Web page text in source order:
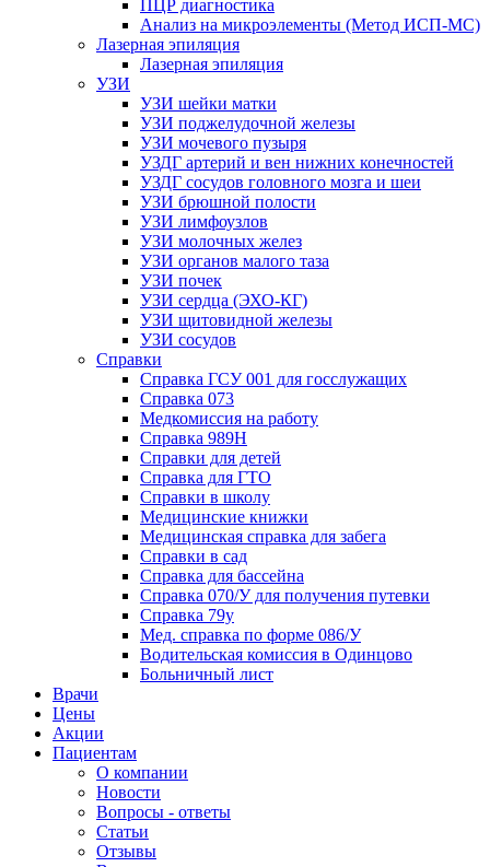
ПЦР диагностика
Анализ на микроэлементы (Метод ИСП-МС)
Лазерная эпиляция
Лазерная эпиляция
УЗИ
УЗИ шейки матки
УЗИ поджелудочной железы
УЗИ мочевого пузыря
УЗДГ артерий и вен нижних конечностей
УЗДГ сосудов головного мозга и шеи
УЗИ брюшной полости
УЗИ лимфоузлов
УЗИ молочных желез
УЗИ органов малого таза
УЗИ почек
УЗИ сердца (ЭХО-КГ)
УЗИ щитовидной железы
УЗИ сосудов
Справки
Справка ГСУ 001 для госслужащих
Справка 073
Медкомиссия на работу
Справка 989Н
Справки для детей
Справка для ГТО
Справки в школу
Медицинские книжки
Медицинская справка для забега
Справки в сад
Справка для бассейна
Справка 070/У для получения путевки
Справка 79у
Мед. справка по форме 086/У
Водительская комиссия в Одинцово
Больничный лист
Врачи
Цены
Акции
Пациентам
О компании
Новости
Вопросы - ответы
Статьи
Отзывы